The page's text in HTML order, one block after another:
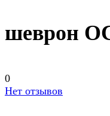
шеврон
0
Нет отзывов